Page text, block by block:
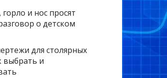
горло и нос просят
о детском
для столярных
выбрать и